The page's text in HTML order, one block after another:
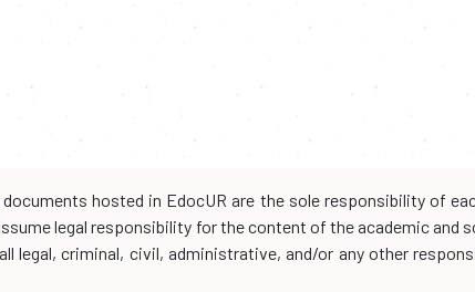
hosted in EdocUR are the sole responsibility of
legal responsibility for the content of the academic and
legal, criminal, civil, administrative, and/or any other